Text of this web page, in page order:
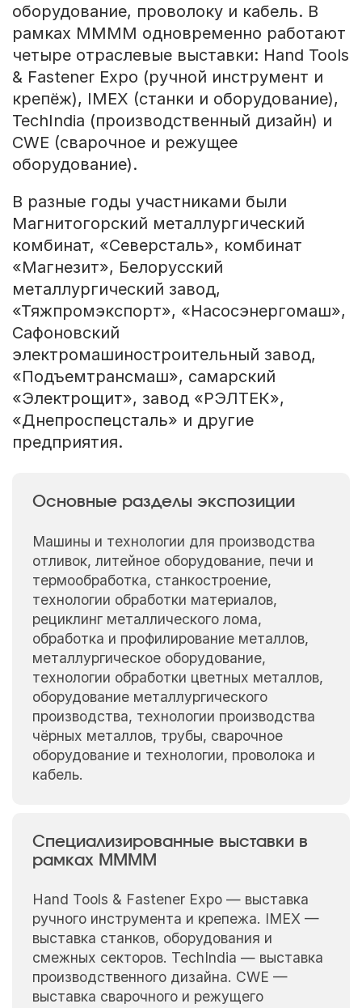
оборудование, проволоку и кабель. В
рамках MMMM одновременно работают
четыре отраслевые выставки: Hand Tools
& Fastener Expo (ручной инструмент и
крепёж), IMEX (станки и оборудование),
TechIndia (производственный дизайн) и
CWE (сварочное и режущее
оборудование).
В разные годы участниками были
Магнитогорский металлургический
комбинат, «Северсталь», комбинат
«Магнезит», Белорусский
металлургический завод,
«Тяжпромэкспорт», «Насосэнергомаш»,
Сафоновский
электромашиностроительный завод,
«Подъемтрансмаш», самарский
«Электрощит», завод «РЭЛТЕК»,
«Днепроспецсталь» и другие
предприятия.
Основные разделы экспозиции
Машины и технологии для производства
отливок, литейное оборудование, печи и
термообработка, станкостроение,
технологии обработки материалов,
рециклинг металлического лома,
обработка и профилирование металлов,
металлургическое оборудование,
технологии обработки цветных металлов,
оборудование металлургического
производства, технологии производства
чёрных металлов, трубы, сварочное
оборудование и технологии, проволока и
кабель.
Специализированные выставки в
рамках MMMM
Hand Tools & Fastener Expo — выставка
ручного инструмента и крепежа. IMEX —
выставка станков, оборудования и
смежных секторов. TechIndia — выставка
производственного дизайна. CWE —
выставка сварочного и режущего